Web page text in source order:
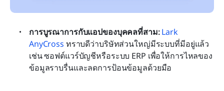
การบูรณาการกับแอปของบุคคลที่สาม: Lark
AnyCross ทราบดีว่าบริษัทส่วนใหญ่มีระบบที่มีอยู่แล้ว
เช่น ซอฟต์แวร์บัญชีหรือระบบ ERP เพื่อให้การไหลของ
ข้อมูลราบรื่นและลดการป้อนข้อมูลด้วยมือ